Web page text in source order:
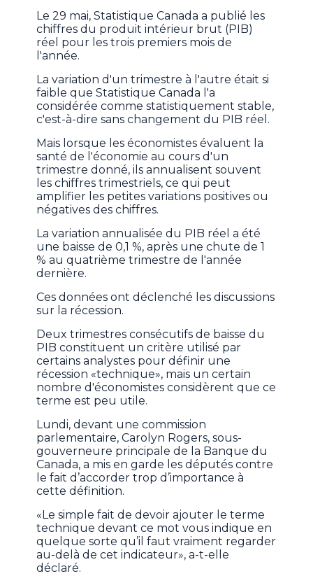
Le 29 mai, Statistique Canada a publié les
chiffres du produit intérieur brut (PIB)
réel pour les trois premiers mois de
l'année.
La variation d'un trimestre à l'autre était si
faible que Statistique Canada l'a
considérée comme statistiquement stable,
c'est-à-dire sans changement du PIB réel.
Mais lorsque les économistes évaluent la
santé de l'économie au cours d'un
trimestre donné, ils annualisent souvent
les chiffres trimestriels, ce qui peut
amplifier les petites variations positives ou
négatives des chiffres.
La variation annualisée du PIB réel a été
une baisse de 0,1 %, après une chute de 1
% au quatrième trimestre de l'année
dernière.
Ces données ont déclenché les discussions
sur la récession.
Deux trimestres consécutifs de baisse du
PIB constituent un critère utilisé par
certains analystes pour définir une
récession «technique», mais un certain
nombre d'économistes considèrent que ce
terme est peu utile.
Lundi, devant une commission
parlementaire, Carolyn Rogers, sous-
gouverneure principale de la Banque du
Canada, a mis en garde les députés contre
le fait d’accorder trop d’importance à
cette définition.
«Le simple fait de devoir ajouter le terme
technique devant ce mot vous indique en
quelque sorte qu’il faut vraiment regarder
au-delà de cet indicateur», a-t-elle
déclaré.